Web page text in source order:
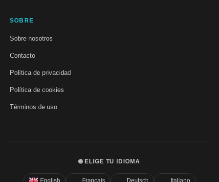
SOBRE
Sobre nosotros
Contacto
Política de privacidad
Política de cookies
Términos de uso
🌐 ELIGE TU IDIOMA
English Français Deutsch Italiano